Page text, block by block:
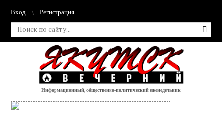
Вход Регистрация
Информационный, общественно-политический еженедельник